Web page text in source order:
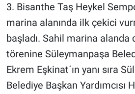
3. Bisanthe Taş Heykel
marina alanında ilk çekici
başladı. Sahil marina alanda
törenine Süleymanpaşa
Ekrem Eşkinat´ın yanı sıra
Belediye Başkan Yardımcısı